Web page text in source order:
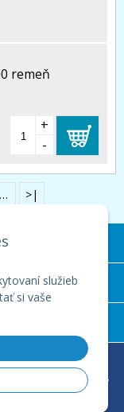
služieb
si vaše
remeň
+
-
… >|
cez UNIobchod
,